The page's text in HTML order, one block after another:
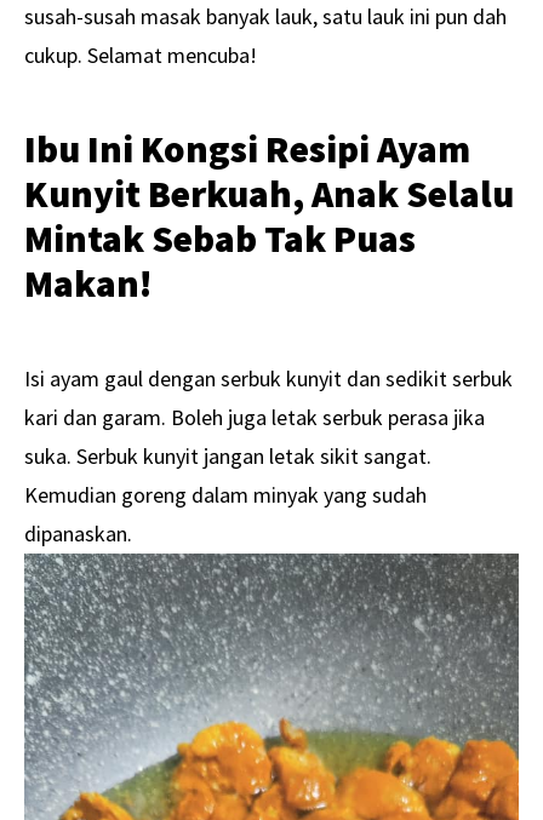
susah-susah masak banyak lauk, satu lauk ini pun dah
cukup. Selamat mencuba!
Ibu Ini Kongsi Resipi Ayam
Kunyit Berkuah, Anak Selalu
Mintak Sebab Tak Puas
Makan!
Isi ayam gaul dengan serbuk kunyit dan sedikit serbuk
kari dan garam. Boleh juga letak serbuk perasa jika
suka. Serbuk kunyit jangan letak sikit sangat.
Kemudian goreng dalam minyak yang sudah
dipanaskan.